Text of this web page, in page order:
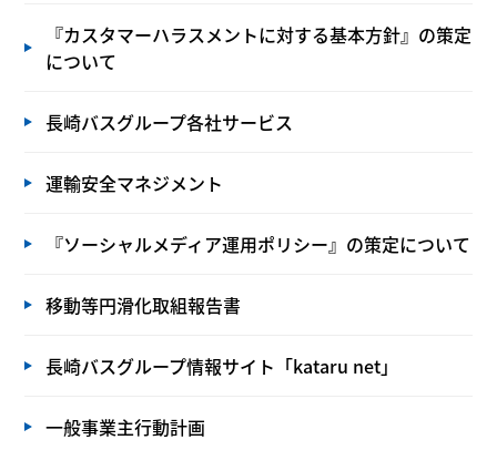
『カスタマーハラスメントに対する基本方針』の策定
について
長崎バスグループ各社サービス
運輸安全マネジメント
『ソーシャルメディア運用ポリシー』の策定について
移動等円滑化取組報告書
長崎バスグループ情報サイト「kataru net」
一般事業主行動計画